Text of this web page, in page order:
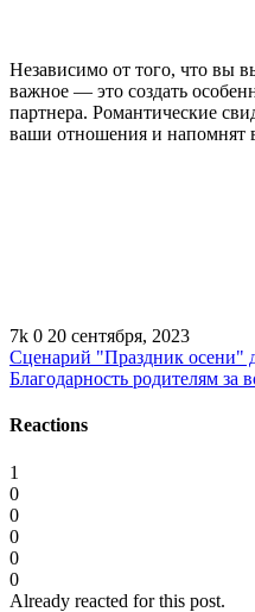
Независимо от того, что вы
важное — это создать
партнера. Романтические
ваши отношения и напомнят
7k 0 20 сентября, 2023
Сценарий "Праздник осени"
Благодарность родителям за
Reactions
1
0
0
0
0
0
Already reacted for this post.